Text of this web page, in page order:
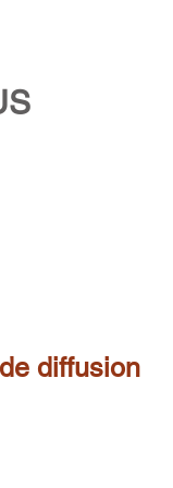
diffusion